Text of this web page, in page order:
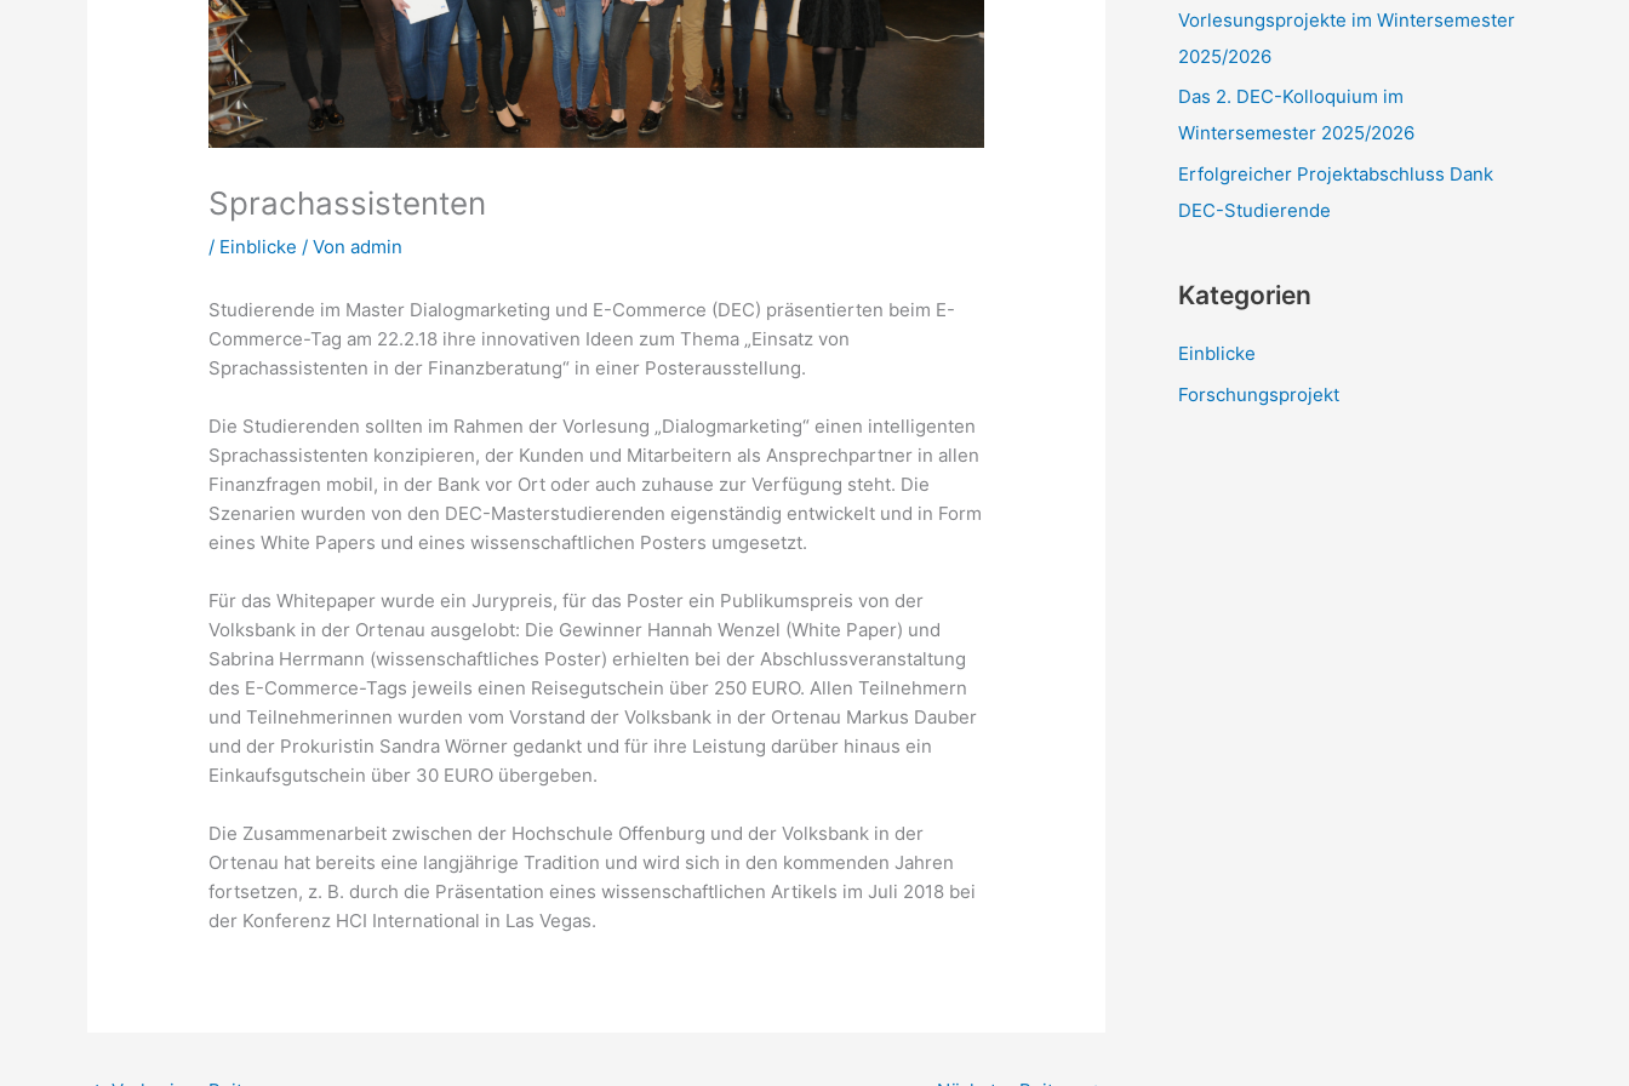
Sprachassistenten
/ Einblicke / Vonadmin
Studierende im Master Dialogmarketing und E-Commerce (DEC) präsentierten beim E-
Commerce-Tag am 22.2.18 ihre innovativen Ideen zum Thema „Einsatz von
Sprachassistenten in der Finanzberatung“ in einer Posterausstellung.
Die Studierenden sollten im Rahmen der Vorlesung „Dialogmarketing“ einen intelligenten
Sprachassistenten konzipieren, der Kunden und Mitarbeitern als Ansprechpartner in allen
Finanzfragen mobil, in der Bank vor Ort oder auch zuhause zur Verfügung steht. Die
Szenarien wurden von den DEC-Masterstudierenden eigenständig entwickelt und in Form
eines White Papers und eines wissenschaftlichen Posters umgesetzt.
Für das Whitepaper wurde ein Jurypreis, für das Poster ein Publikumspreis von der
Volksbank in der Ortenau ausgelobt: Die Gewinner Hannah Wenzel (White Paper) und
Sabrina Herrmann (wissenschaftliches Poster) erhielten bei der Abschlussveranstaltung
des E-Commerce-Tags jeweils einen Reisegutschein über 250 EURO. Allen Teilnehmern
und Teilnehmerinnen wurden vom Vorstand der Volksbank in der Ortenau Markus Dauber
und der Prokuristin Sandra Wörner gedankt und für ihre Leistung darüber hinaus ein
Einkaufsgutschein über 30 EURO übergeben.
Die Zusammenarbeit zwischen der Hochschule Offenburg und der Volksbank in der
Ortenau hat bereits eine langjährige Tradition und wird sich in den kommenden Jahren
fortsetzen, z. B. durch die Präsentation eines wissenschaftlichen Artikels im Juli 2018 bei
der Konferenz HCI International in Las Vegas.
:Vorlesungsprojekte im Wintersemester
2025/2026
Das 2. DEC-Kolloquium im
Wintersemester 2025/2026
Erfolgreicher Projektabschluss Dank
DEC-Studierende
Kategorien
Einblicke
Forschungsprojekt